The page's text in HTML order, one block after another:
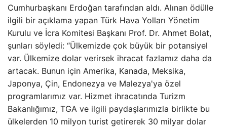
Cumhurbaşkanı Erdoğan tarafından aldı. Alınan ödülle
ilgili bir açıklama yapan Türk Hava Yolları Yönetim
Kurulu ve İcra Komitesi Başkanı Prof. Dr. Ahmet Bolat,
şunları söyledi: “Ülkemizde çok büyük bir potansiyel
var. Ülkemize dolar verirsek ihracat fazlamız daha da
artacak. Bunun için Amerika, Kanada, Meksika,
Japonya, Çin, Endonezya ve Malezya'ya özel
programlarımız var. Hizmet ihracatında Turizm
Bakanlığımız, TGA ve ilgili paydaşlarımızla birlikte bu
ülkelerden 10 milyon turist getirerek 30 milyar dolar